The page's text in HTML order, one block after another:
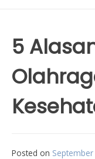
5
Posted on